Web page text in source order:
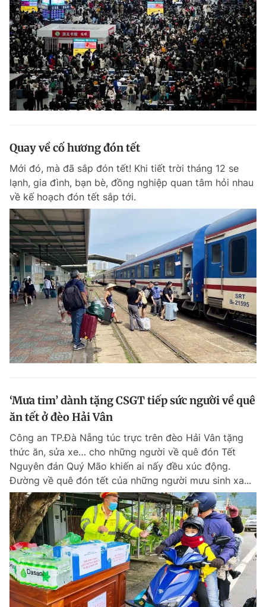
Quay về cố hương đón tết
Mới đó, mà đã sắp đón tết! Khi tiết trời tháng 12 se
lạnh, gia đình, bạn bè, đồng nghiệp quan tâm hỏi nhau
về kế hoạch đón tết sắp tới.
‘Mưa tim’ dành tặng CSGT tiếp sức người về quê
ăn tết ở đèo Hải Vân
Công an TP.Đà Nẵng túc trực trên đèo Hải Vân tặng
thức ăn, sửa xe… cho những người về quê đón Tết
Nguyên đán Quý Mão khiến ai nấy đều xúc động.
Đường về quê đón tết của những người mưu sinh xa...